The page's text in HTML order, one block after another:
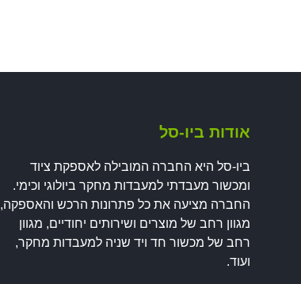
אודות ביו-סל
ביו-סל היא החברה המובילה לאספקת ציוד
ומכשור מעבדתי למעבדות מחקר ביולוגי וכימי.
החברה מציעה את כל פתרונות הרכש והאספקה,
מגוון רחב של מוצרים ושירותים יחודיים, מגוון
רחב של מכשור חד ויד שניה למעבדות מחקר,
ועוד.